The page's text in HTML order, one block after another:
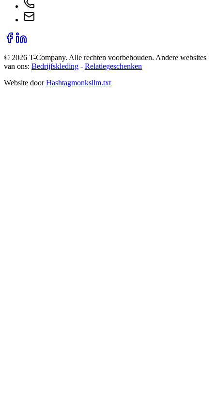
© 2026 T-Company. Alle rechten voorbehouden. Andere websites
van ons: Bedrijfskleding - Relatiegeschenken
Website door Hashtagmonksllm.txt